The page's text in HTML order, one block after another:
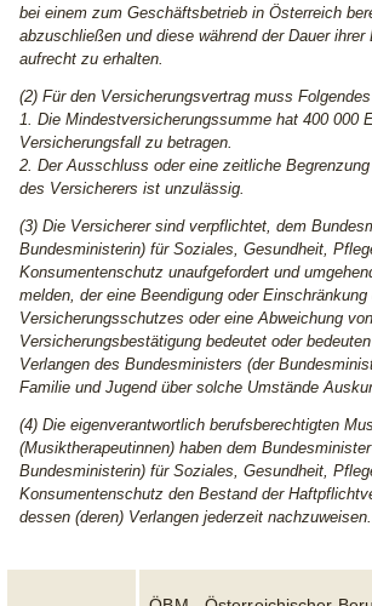
bei einem zum Geschäftsbetrieb in Österreich
abzuschließen und diese während der Dauer ihrer
aufrecht zu erhalten.
(2) Für den Versicherungsvertrag muss
1. Die Mindestversicherungssumme hat 400 000
Versicherungsfall zu betragen.
2. Der Ausschluss oder eine zeitliche
des Versicherers ist unzulässig.
(3) Die Versicherer sind verpflichtet, dem
Bundesministerin) für Soziales, Gesundheit,
Konsumentenschutz unaufgefordert und
melden, der eine Beendigung oder Einschränkung
Versicherungsschutzes oder eine Abweichung
Versicherungsbestätigung bedeutet oder
Verlangen des Bundesministers (der
Familie und Jugend über solche Umstände
(4) Die eigenverantwortlich berufsberechtigten
(Musiktherapeutinnen) haben dem
Bundesministerin) für Soziales, Gesundheit,
Konsumentenschutz den Bestand der
dessen (deren) Verlangen jederzeit nachzuweisen.